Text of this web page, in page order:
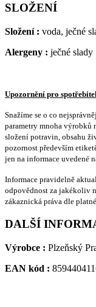
SLOŽENÍ
Složení : voda, ječné
Alergeny : ječné slady
Upozornění pro
Snažíme se o co
parametry mnoha výrobků
složení potravin, obsahu
pozornost především
jen na informace uvedené
Informace pravidelně
odpovědnost za jakékoliv
zákaznická práva dle
DALŠÍ
Výrobce : Plzeňský
EAN kód :